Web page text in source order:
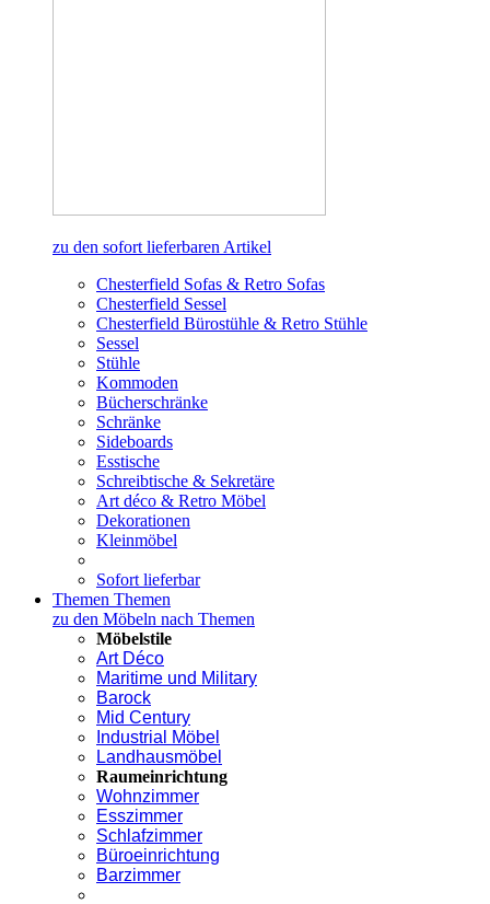
zu den sofort lieferbaren Artikel
Chesterfield Sofas & Retro Sofas
Chesterfield Sessel
Chesterfield Bürostühle & Retro Stühle
Sessel
Stühle
Kommoden
Bücherschränke
Schränke
Sideboards
Esstische
Schreibtische & Sekretäre
Art déco & Retro Möbel
Dekorationen
Kleinmöbel
Sofort lieferbar
Themen Themen
zu den Möbeln nach Themen
Möbelstile
Art Déco
Maritime und Military
Barock
Mid Century
Industrial Möbel
Landhausmöbel
Raumeinrichtung
Wohnzimmer
Esszimmer
Schlafzimmer
Büroeinrichtung
Barzimmer